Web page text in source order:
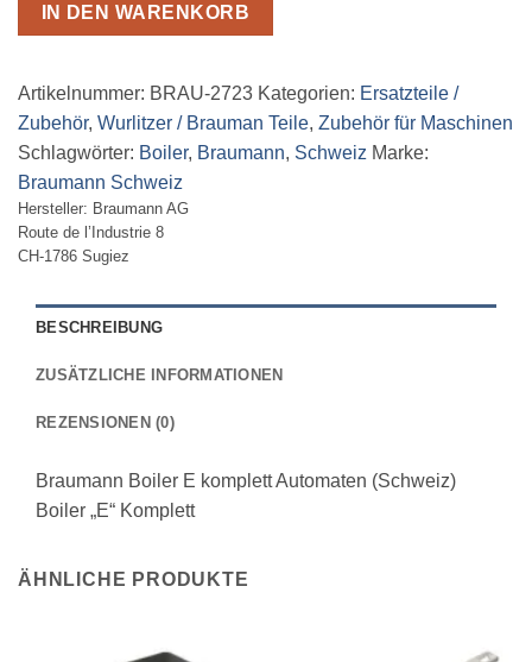
IN DEN WARENKORB
Artikelnummer: BRAU-2723 Kategorien: Ersatzteile /
Zubehör, Wurlitzer / Brauman Teile, Zubehör für Maschinen
Schlagwörter: Boiler, Braumann, Schweiz Marke:
Braumann Schweiz
Hersteller: Braumann AG
Route de l’Industrie 8
CH-1786 Sugiez
BESCHREIBUNG
ZUSÄTZLICHE INFORMATIONEN
REZENSIONEN (0)
Braumann Boiler E komplett Automaten (Schweiz)
Boiler „E“ Komplett
ÄHNLICHE PRODUKTE